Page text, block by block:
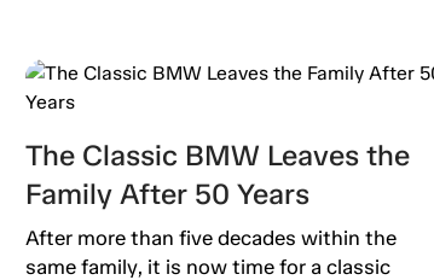
The Classic BMW Leaves the
Family After 50 Years
After more than five decades within the
same family, it is now time for a classic